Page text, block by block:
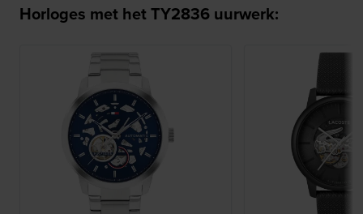
Horloges met het TY2836 uurwerk: